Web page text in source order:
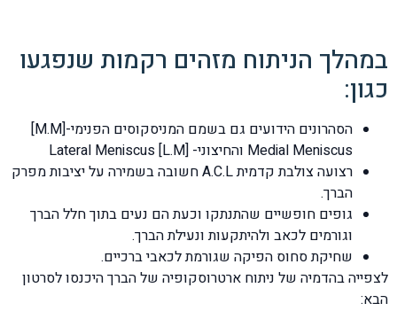
במהלך הניתוח מזהים רקמות שנפגעו
כגון:
הסהרונים הידועים גם בשמם המניסקוסים הפנימי-[M.M]
Medial Meniscus והחיצוני- [L.M] Lateral Meniscus
רצועה צולבת קדמית A.C.L חשובה בשמירה על יציבות מפרק
הברך.
גופים חופשיים שהתנתקו וכעת הם נעים בתוך חלל הברך
וגורמים לכאב ולהיתקעות ונעילת הברך.
שחיקת סחוס הפיקה שגורמת לכאבי ברכיים.
לצפייה בהדמיה של ניתוח ארטרוסקופיה של הברך היכנסו לסרטון
הבא: